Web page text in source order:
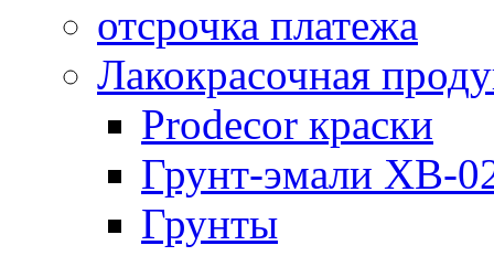
отсрочка платежа
Лакокрасочная
Prodecor краски
Грунт-эмали ХВ-
Грунты